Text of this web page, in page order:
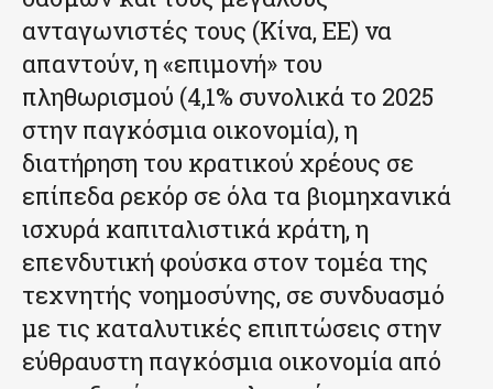
ανταγωνιστές τους (Κίνα, ΕΕ) να
απαντούν, η «επιμονή» του
πληθωρισμού (4,1% συνολικά το 2025
στην παγκόσμια οικονομία), η
διατήρηση του κρατικού χρέους σε
επίπεδα ρεκόρ σε όλα τα βιομηχανικά
ισχυρά καπιταλιστικά κράτη, η
επενδυτική φούσκα στον τομέα της
τεχνητής νοημοσύνης, σε συνδυασμό
με τις καταλυτικές επιπτώσεις στην
εύθραυστη παγκόσμια οικονομία από